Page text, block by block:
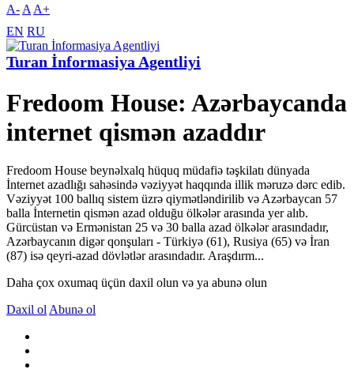
A- A A+
EN RU
Turan İnformasiya Agentliyi
Fredoom House: Azərbaycanda
internet qismən azaddır
Fredoom House beynəlxalq hüquq müdafiə təşkilatı dünyada
İnternet azadlığı sahəsində vəziyyət haqqında illik məruzə dərc edib.
Vəziyyət 100 ballıq sistem üzrə qiymətləndirilib və Azərbaycan 57
balla İnternetin qismən azad olduğu ölkələr arasında yer alıb.
Gürcüstan və Ermənistan 25 və 30 balla azad ölkələr arasındadır,
Azərbaycanın digər qonşuları - Türkiyə (61), Rusiya (65) və İran
(87) isə qeyri-azad dövlətlər arasındadır. Araşdırm...
Daha çox oxumaq üçün daxil olun və ya abunə olun
Daxil ol Abunə ol